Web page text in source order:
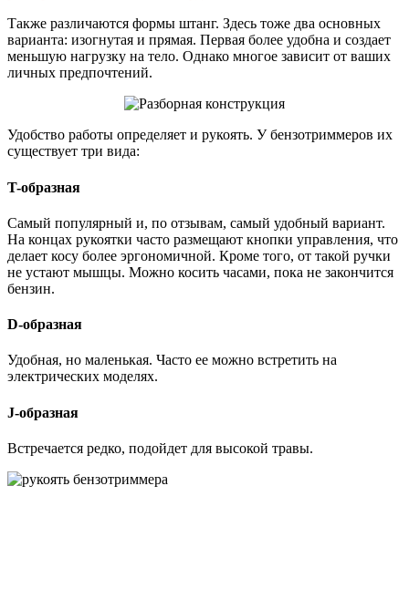
Также различаются формы штанг. Здесь тоже два основных
варианта: изогнутая и прямая. Первая более удобна и создает
меньшую нагрузку на тело. Однако многое зависит от ваших
личных предпочтений.
Удобство работы определяет и рукоять. У бензотриммеров их
существует три вида:
T-образная
Самый популярный и, по отзывам, самый удобный вариант.
На концах рукоятки часто размещают кнопки управления, что
делает косу более эргономичной. Кроме того, от такой ручки
не устают мышцы. Можно косить часами, пока не закончится
бензин.
D-образная
Удобная, но маленькая. Часто ее можно встретить на
электрических моделях.
J-образная
Встречается редко, подойдет для высокой травы.